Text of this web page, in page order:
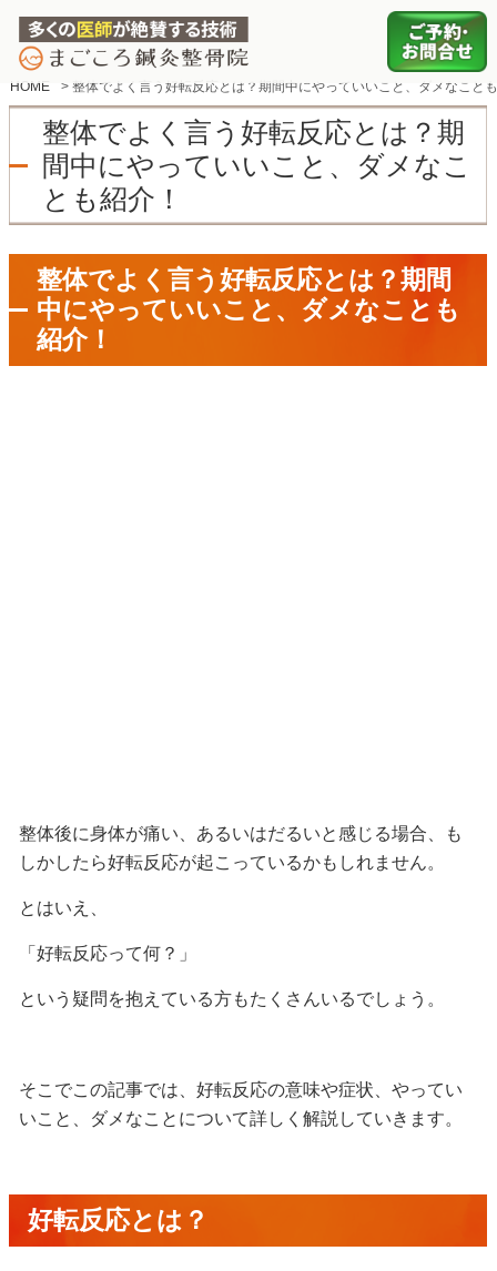
HOME > 整体でよく言う好転反応とは？期間中にやっていいこと、ダメなこと
整体でよく言う好転反応とは？期
間中にやっていいこと、ダメなこ
とも紹介！
整体でよく言う好転反応とは？期間
中にやっていいこと、ダメなことも
紹介！
整体後に身体が痛い、あるいはだるいと感じる場合、も
しかしたら好転反応が起こっているかもしれません。
とはいえ、
「好転反応って何？」
という疑問を抱えている方もたくさんいるでしょう。
そこでこの記事では、好転反応の意味や症状、やってい
いこと、ダメなことについて詳しく解説していきます。
好転反応とは？